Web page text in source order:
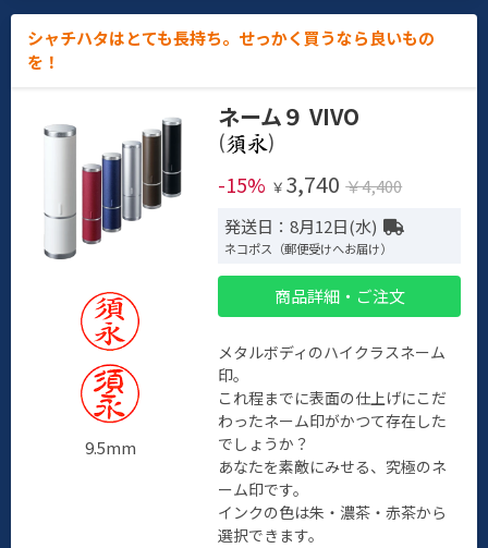
シャチハタはとても長持ち。せっかく買うなら良いもの
を！
9.5mm
ネーム９ VIVO
(
)
-15% ￥ 3,740 ￥4,400
発送日：8月12日(水)
ネコポス（郵便受けへお届け）
商品詳細・ご注文
メタルボディのハイクラスネーム
印。
これ程までに表面の仕上げにこだ
わったネーム印がかつて存在した
でしょうか？
あなたを素敵にみせる、究極のネ
ーム印です。
インクの色は朱・濃茶・赤茶から
選択できます。